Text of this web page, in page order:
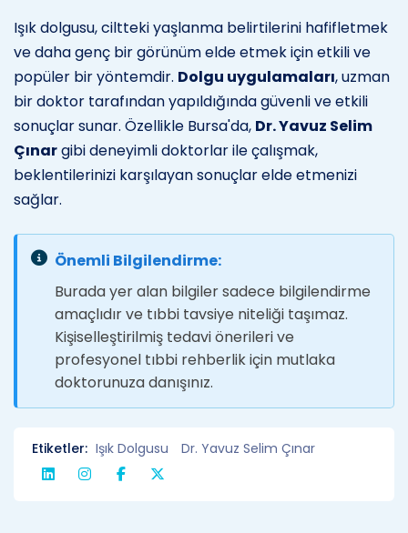
Işık dolgusu, ciltteki yaşlanma belirtilerini hafifletmek
ve daha genç bir görünüm elde etmek için etkili ve
popüler bir yöntemdir. Dolgu uygulamaları, uzman
bir doktor tarafından yapıldığında güvenli ve etkili
sonuçlar sunar. Özellikle Bursa'da, Dr. Yavuz Selim
Çınargibi deneyimli doktorlar ile çalışmak,
beklentilerinizi karşılayan sonuçlar elde etmenizi
sağlar.
Önemli Bilgilendirme:
Burada yer alan bilgiler sadece bilgilendirme
amaçlıdır ve tıbbi tavsiye niteliği taşımaz.
Kişiselleştirilmiş tedavi önerileri ve
profesyonel tıbbi rehberlik için mutlaka
doktorunuza danışınız.
Etiketler: Işık Dolgusu Dr. Yavuz Selim Çınar